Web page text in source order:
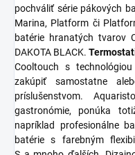
pochváliť série pákových
Marina, Platform či
batérie hranatých tvarov
DAKOTA BLACK.
Cooltouch s
zakúpiť samostatne
príslušenstvom.
gastronómie, ponúka
napríklad profesionálne
batérie s farebným